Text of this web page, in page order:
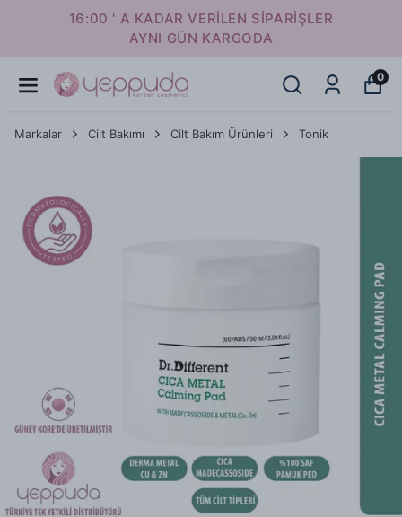
16:00 ' A KADAR VERİLEN SİPARİŞLER
AYNI GÜN KARGODA
0
Markalar Cilt Bakımı Cilt Bakım Ürünleri Tonik